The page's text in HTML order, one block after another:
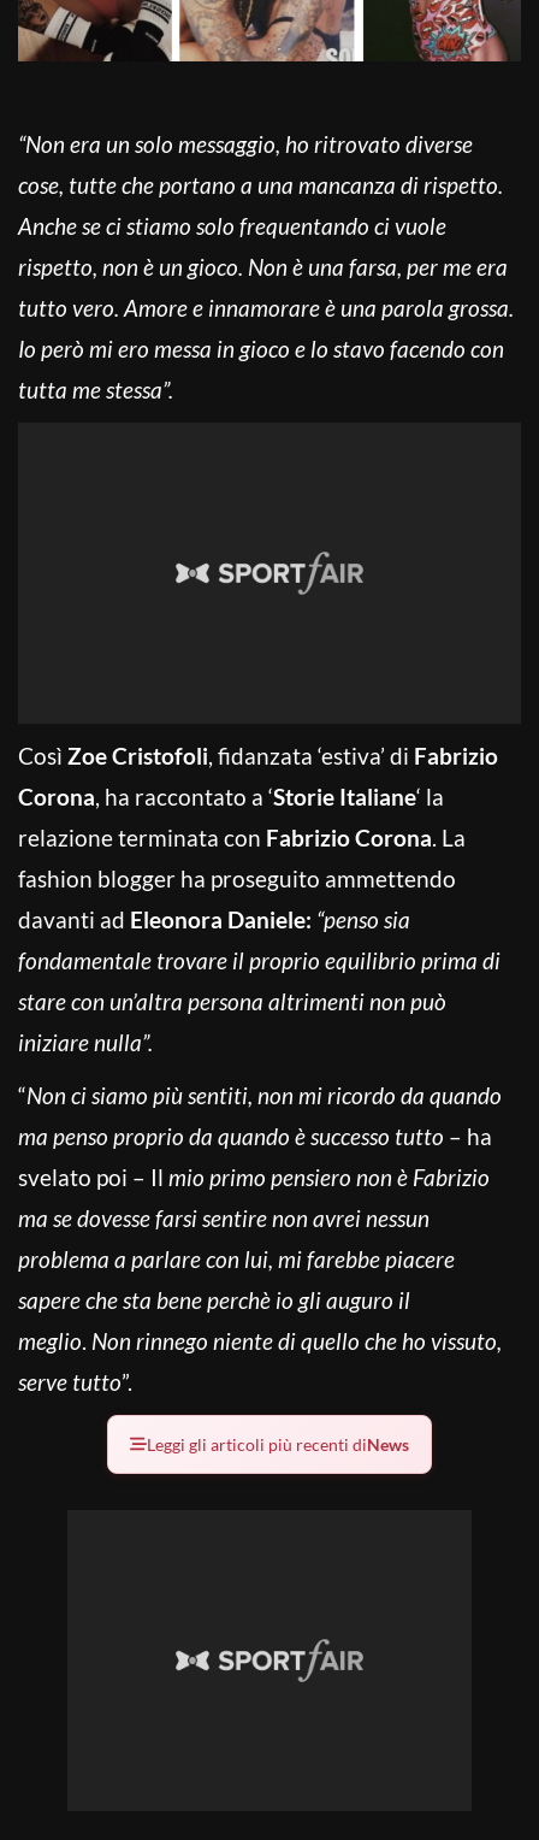
“Non era un solo messaggio, ho ritrovato diverse
cose, tutte che portano a una mancanza di rispetto.
Anche se ci stiamo solo frequentando ci vuole
rispetto, non è un gioco. Non è una farsa, per me era
tutto vero. Amore e innamorare è una parola grossa.
Io però mi ero messa in gioco e lo stavo facendo con
tutta me stessa”.
Così Zoe Cristofoli, fidanzata ‘estiva’ di Fabrizio
Corona, ha raccontato a ‘Storie Italiane‘ la
relazione terminata con Fabrizio Corona. La
fashion blogger ha proseguito ammettendo
davanti ad Eleonora Daniele: “penso sia
fondamentale trovare il proprio equilibrio prima di
stare con un’altra persona altrimenti non può
iniziare nulla”.
“Non ci siamo più sentiti, non mi ricordo da quando
ma penso proprio da quando è successo tutto – ha
svelato poi – Il mio primo pensiero non è Fabrizio
ma se dovesse farsi sentire non avrei nessun
problema a parlare con lui, mi farebbe piacere
sapere che sta bene perchè io gli auguro il
meglio. Non rinnego niente di quello che ho vissuto,
serve tutto”.
Leggi gli articoli più recenti diNews